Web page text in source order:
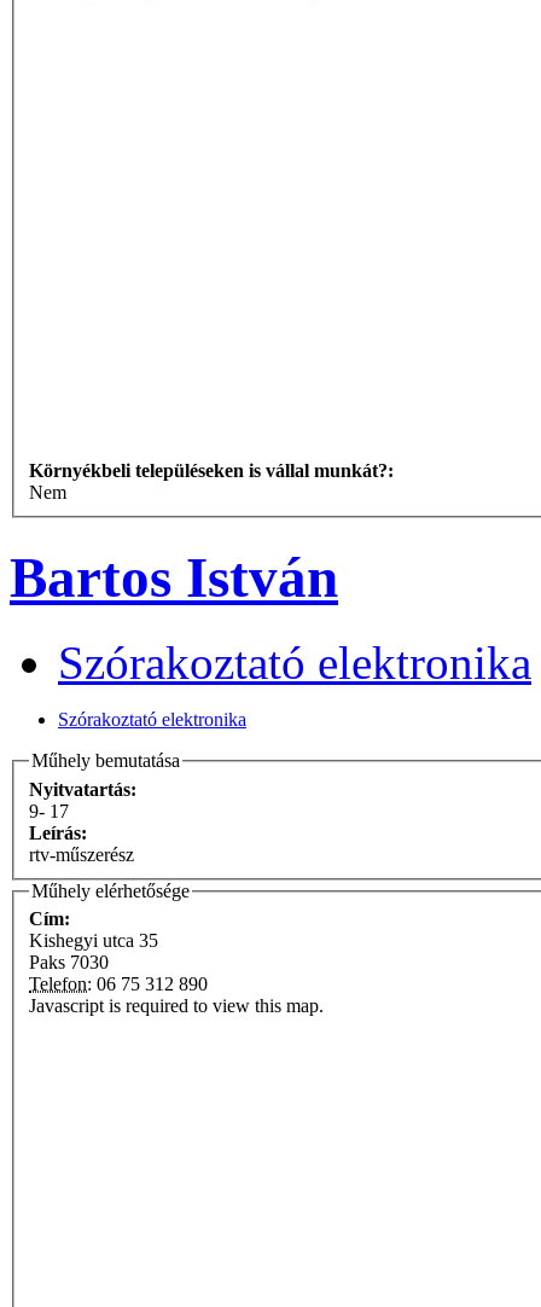
Környékbeli településeken is vállal munkát?:
Nem
Bartos István
Szórakoztató elektronika
Szórakoztató elektronika
Műhely bemutatása
Nyitvatartás:
9- 17
Leírás:
rtv-műszerész
Műhely elérhetősége
Cím:
Kishegyi utca 35
Paks 7030
Telefon: 06 75 312 890
Javascript is required to view this map.